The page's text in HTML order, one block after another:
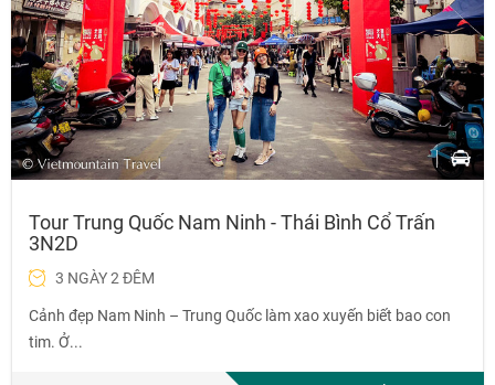
Tour Trung Quốc Nam Ninh - Thái Bình Cổ Trấn
3N2D
3 NGÀY 2 ĐÊM
Cảnh đẹp Nam Ninh – Trung Quốc làm xao xuyến biết bao con
tim. Ở...